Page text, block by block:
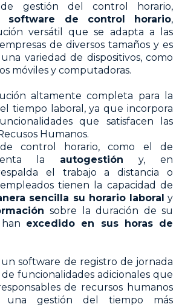
gestión del control horario,
software de control horario,
versátil que se adapta a las
de diversos tamaños y es
variedad de dispositivos, como
móviles y computadoras.
altamente completa para la
tiempo laboral, ya que incorpora
que satisfacen las
Humanos.
control horario, como el de
la autogestióny, en
el trabajo a distancia o
tienen la capacidad de
sencilla su horario laboral y
sobre la duración de su
excedido en sus horas de
software de registro de jornada
funcionalidades adicionales que
de recursos humanos
una gestión del tiempo más